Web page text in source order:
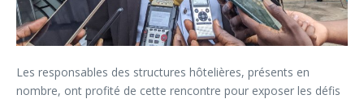
Les responsables des structures hôtelières, présents en
nombre, ont profité de cette rencontre pour exposer les défis